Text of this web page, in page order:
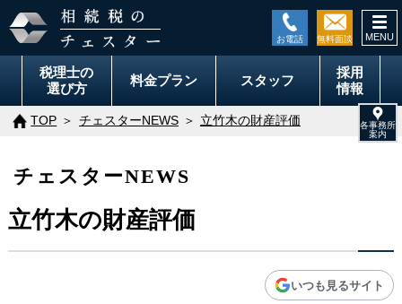
税理士の
選び方
料金プラン スタッフ
採用
情報
TOP チェスターNEWS 立竹木の財産評価
チェスターNEWS
立竹木の財産評価
いつも見るサイト